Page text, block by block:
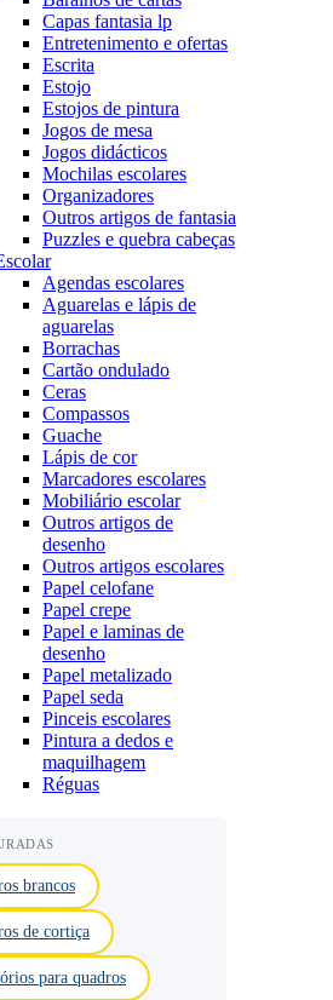
Capas fantasia lp
Entretenimento e ofertas
Escrita
Estojo
Estojos de pintura
Jogos de mesa
Jogos didácticos
Mochilas escolares
Organizadores
Outros artigos de fantasia
Puzzles e quebra cabeças
Agendas escolares
Aguarelas e lápis de
aguarelas
Borrachas
Cartão ondulado
Ceras
Compassos
Guache
Lápis de cor
Marcadores escolares
Mobiliário escolar
Outros artigos de
desenho
Outros artigos escolares
Papel celofane
Papel crepe
Papel e laminas de
desenho
Papel metalizado
Papel seda
Pinceis escolares
Pintura a dedos e
maquilhagem
Réguas
brancos
de cortiça
para quadros